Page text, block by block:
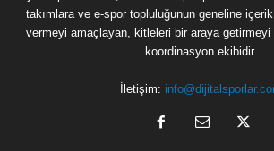
takımlara ve e-spor topluluğunun geneline
vermeyi amaçlayan, kitleleri bir araya getirmeyi
koordinasyon ekibidir.
İletişim: